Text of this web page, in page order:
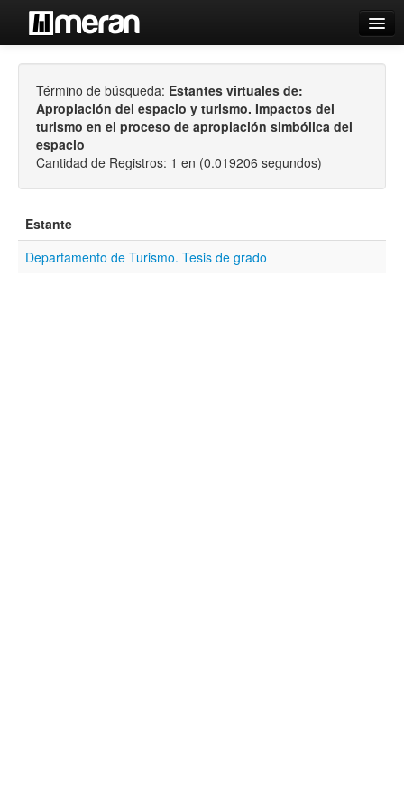
Búsqueda Avanzada
Estantes Virtuales
Contacto
Iniciar sesión
Término de búsqueda: Estantes virtuales de:
Apropiación del espacio y turismo. Impactos del
turismo en el proceso de apropiación simbólica del
espacio
Cantidad de Registros: 1 en (0.019206 segundos)
Estante
Departamento de Turismo. Tesis de grado